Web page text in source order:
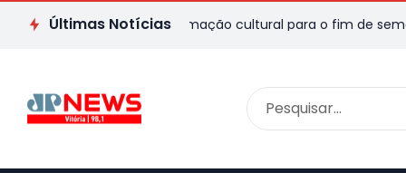
Últimas Notícias
passeios e programação cultural para o fim de semana